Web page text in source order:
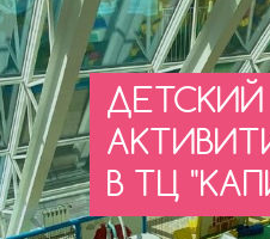
ДЕТСКИЙ
В ТЦ